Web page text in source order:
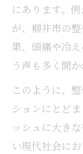
にあります。
が、柳井市の
果、頭痛や冷
う声も多く聞か
このように、
ションにとど
ッシュに大き
い現代社会に